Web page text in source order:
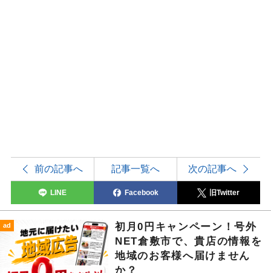
前の記事へ 記事一覧へ 次の記事へ
LINE Facebook 旧Twitter
ad
初月0円キャンペーン！号外
NET倉敷市で、貴店の情報を
地域のお客様へ届けません
か？